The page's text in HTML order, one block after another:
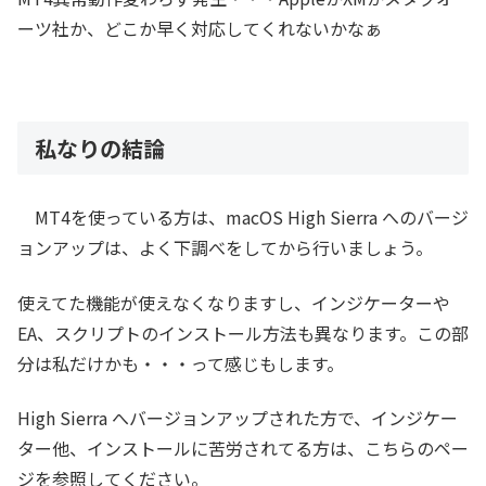
ーツ社か、どこか早く対応してくれないかなぁ
私なりの結論
MT4を使っている方は、macOS High Sierra へのバージ
ョンアップは、よく下調べをしてから行いましょう。
使えてた機能が使えなくなりますし、インジケーターや
EA、スクリプトのインストール方法も異なります。この部
分は私だけかも・・・って感じもします。
High Sierra へバージョンアップされた方で、インジケー
ター他、インストールに苦労されてる方は、こちらのペー
ジを参照してください。